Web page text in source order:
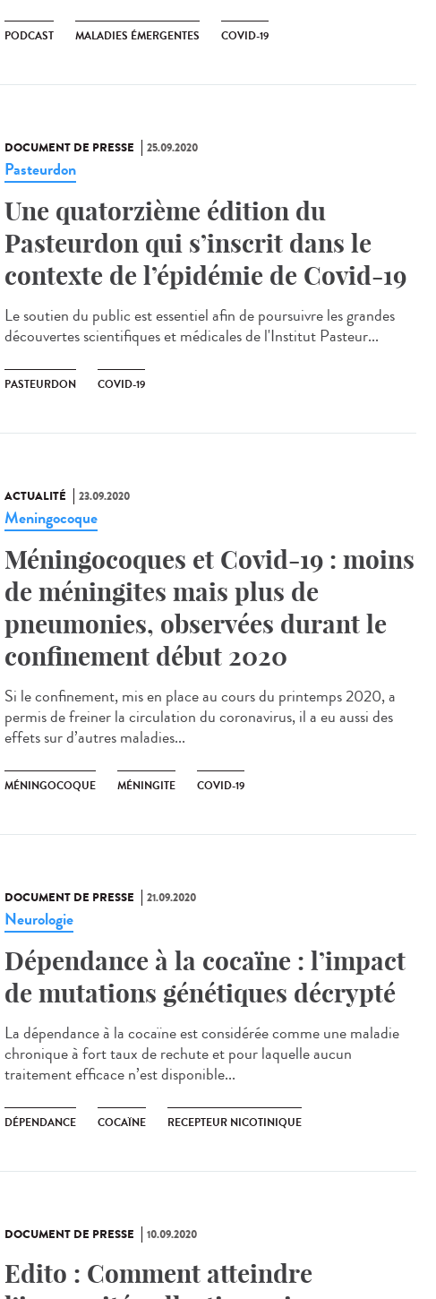
PODCAST MALADIES ÉMERGENTES COVID-19
DOCUMENT DE PRESSE 25.09.2020
Pasteurdon
Une quatorzième édition du
Pasteurdon qui s’inscrit dans le
contexte de l’épidémie de Covid-19
Le soutien du public est essentiel afin de poursuivre les grandes
découvertes scientifiques et médicales de l'Institut Pasteur...
PASTEURDON COVID-19
ACTUALITÉ 23.09.2020
Meningocoque
Méningocoques et Covid-19 : moins
de méningites mais plus de
pneumonies, observées durant le
confinement début 2020
Si le confinement, mis en place au cours du printemps 2020, a
permis de freiner la circulation du coronavirus, il a eu aussi des
effets sur d’autres maladies...
MÉNINGOCOQUE MÉNINGITE COVID-19
DOCUMENT DE PRESSE 21.09.2020
Neurologie
Dépendance à la cocaïne : l’impact
de mutations génétiques décrypté
La dépendance à la cocaïne est considérée comme une maladie
chronique à fort taux de rechute et pour laquelle aucun
traitement efficace n’est disponible...
DÉPENDANCE COCAÏNE RECEPTEUR NICOTINIQUE
DOCUMENT DE PRESSE 10.09.2020
Edito : Comment atteindre